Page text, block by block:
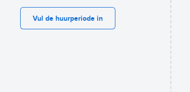
Vul de huurperiode in